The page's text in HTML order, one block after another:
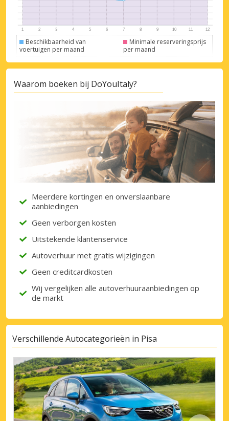
Beschikbaarheid van
voertuigen per maand
Minimale reserveringsprijs
per maand
Waarom boeken bij DoYouItaly?
Meerdere kortingen en onverslaanbare
aanbiedingen
Geen verborgen kosten
Uitstekende klantenservice
Autoverhuur met gratis wijzigingen
Geen creditcardkosten
Wij vergelijken alle autoverhuuraanbiedingen op
de markt
Verschillende Autocategorieën in Pisa